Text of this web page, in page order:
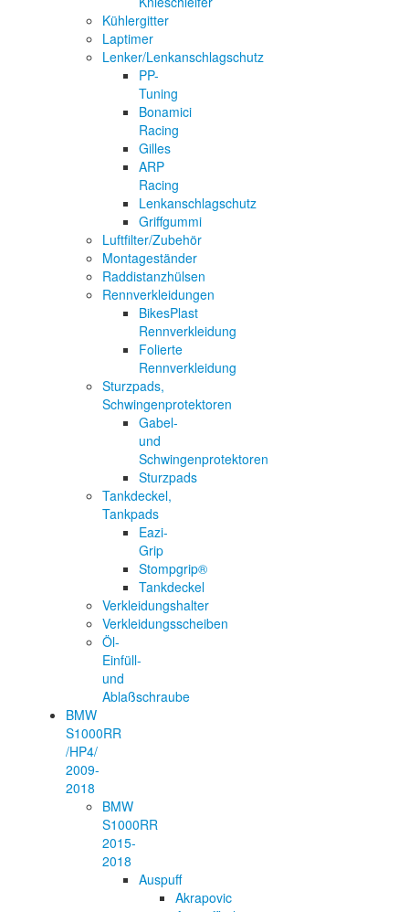
Kühlergitter
Laptimer
Lenker/Lenkanschlagschutz
PP-
Tuning
Bonamici
Racing
Gilles
ARP
Racing
Lenkanschlagschutz
Griffgummi
Luftfilter/Zubehör
Montageständer
Raddistanzhülsen
Rennverkleidungen
BikesPlast
Rennverkleidung
Folierte
Rennverkleidung
Sturzpads,
Schwingenprotektoren
Gabel-
und
Schwingenprotektoren
Sturzpads
Tankdeckel,
Tankpads
Eazi-
Grip
Stompgrip®
Tankdeckel
Verkleidungshalter
Verkleidungsscheiben
Öl-
Einfüll-
und
Ablaßschraube
BMW
S1000RR
/HP4/
2009-
2018
BMW
S1000RR
2015-
2018
Auspuff
Akrapovic